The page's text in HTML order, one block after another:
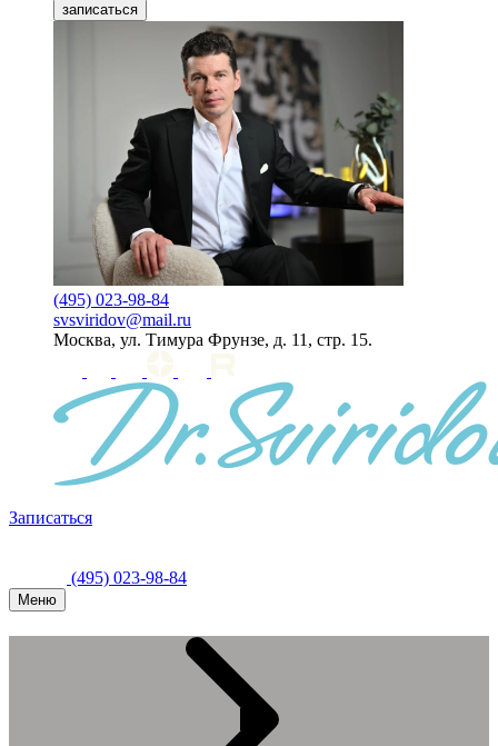
записаться
(495) 023-98-84
svsviridov@mail.ru
Москва, ул. Тимура Фрунзе, д. 11, стр. 15.
Записаться
(495) 023-98-84
Меню